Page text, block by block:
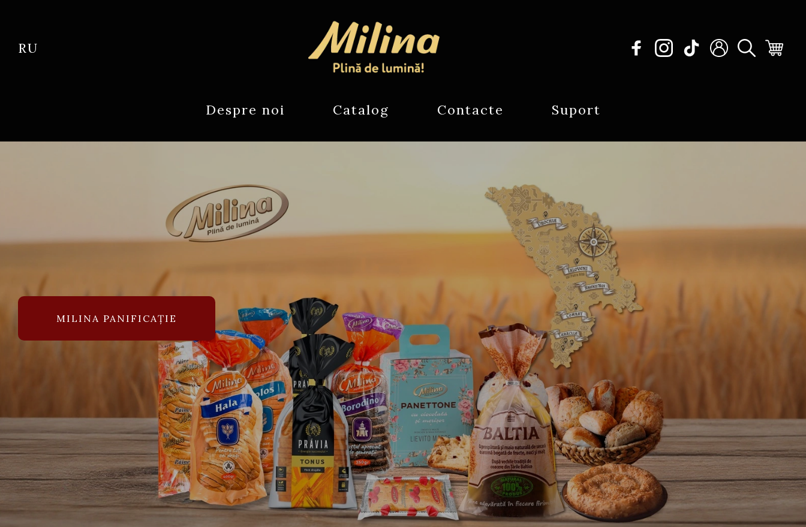
RU
Despre noi Catalog Contacte Suport
MILINA PANIFICAȚIE